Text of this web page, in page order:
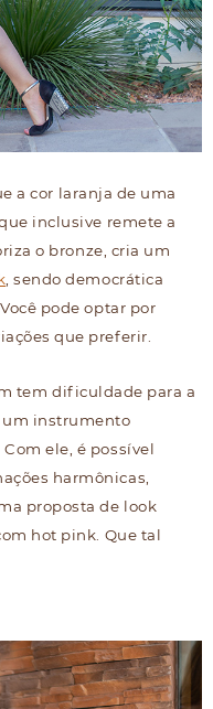
a cor laranja de uma
inclusive remete a
o bronze, cria um
, sendo democrática
pode optar por
que preferir.
tem dificuldade para a
instrumento
ele, é possível
harmônicas,
proposta de look
hot pink. Que tal